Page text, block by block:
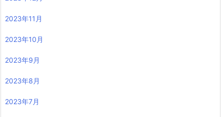
2023年11月
2023年10月
2023年9月
2023年8月
2023年7月